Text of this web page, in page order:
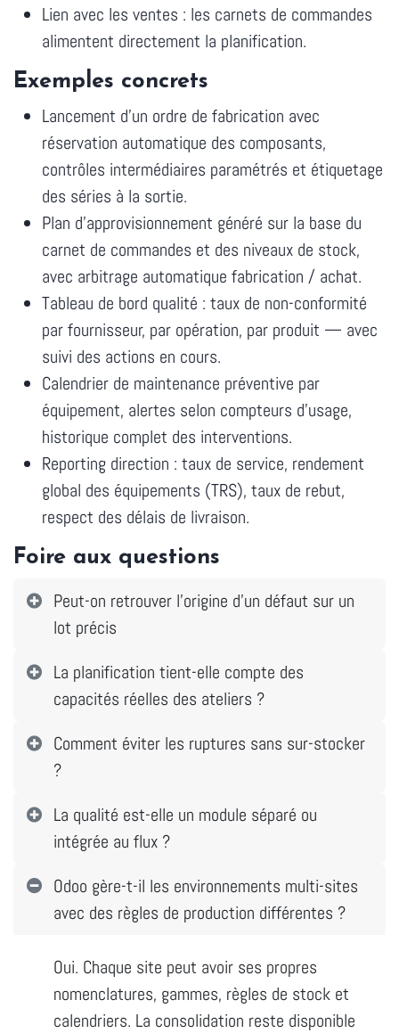
Lien avec les ventes : les carnets de commandes
alimentent directement la planification.
Exemples concrets
Lancement d'un ordre de fabrication avec
réservation automatique des composants,
contrôles intermédiaires paramétrés et étiquetage
des séries à la sortie.
Plan d'approvisionnement généré sur la base du
carnet de commandes et des niveaux de stock,
avec arbitrage automatique fabrication / achat.
Tableau de bord qualité : taux de non-conformité
par fournisseur, par opération, par produit — avec
suivi des actions en cours.
Calendrier de maintenance préventive par
équipement, alertes selon compteurs d'usage,
historique complet des interventions.
Reporting direction : taux de service, rendement
global des équipements (TRS), taux de rebut,
respect des délais de livraison.
Foire aux questions
Peut-on retrouver l'origine d'un défaut sur un
lot précis
La planification tient-elle compte des
capacités réelles des ateliers ?
Comment éviter les ruptures sans sur-stocker
?
La qualité est-elle un module séparé ou
intégrée au flux ?
Odoo gère-t-il les environnements multi-sites
avec des règles de production différentes ?
Oui. Chaque site peut avoir ses propres
nomenclatures, gammes, règles de stock et
calendriers. La consolidation reste disponible